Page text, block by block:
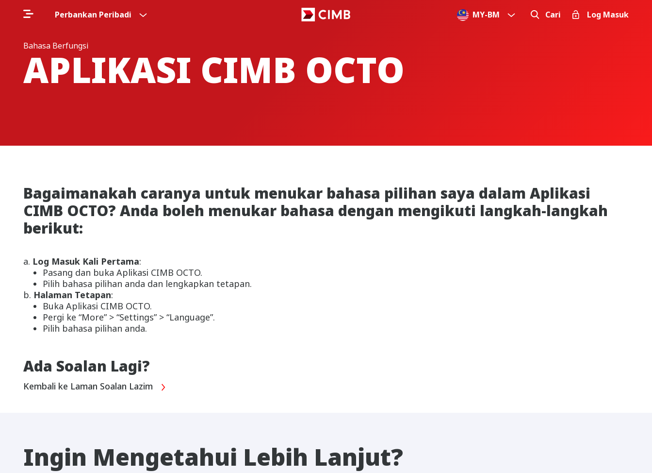
Perbankan Peribadi MY-BM Cari Log Masuk
Bahasa Berfungsi
APLIKASI CIMB OCTO
Bagaimanakah caranya untuk menukar bahasa pilihan saya dalam Aplikasi
CIMB OCTO? Anda boleh menukar bahasa dengan mengikuti langkah-langkah
berikut:
a. Log Masuk Kali Pertama:
Pasang dan buka Aplikasi CIMB OCTO.
Pilih bahasa pilihan anda dan lengkapkan tetapan.
b. Halaman Tetapan:
Buka Aplikasi CIMB OCTO.
Pergi ke “More” > “Settings” > “Language”.
Pilih bahasa pilihan anda.
Ada Soalan Lagi?
Kembali ke Laman Soalan Lazim
Ingin Mengetahui Lebih Lanjut?